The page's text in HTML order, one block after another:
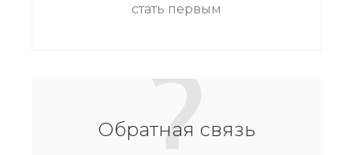
стать первым
Обратная связь